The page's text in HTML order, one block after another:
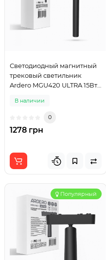
Светодиодный магнитный
трековый светильник
Ardero MGU420 ULTRA 15Вт
В наличии
0
1278 грн
Популярный